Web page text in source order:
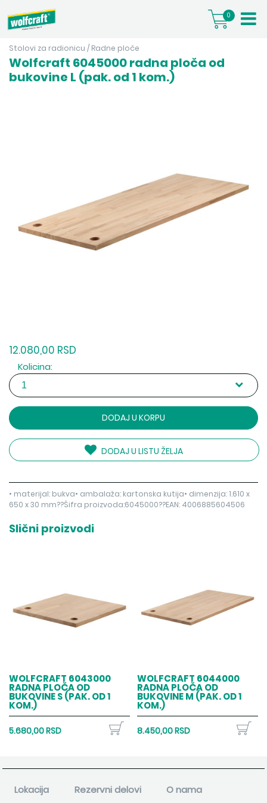
0
Stolovi za radionicu / Radne ploče
Wolfcraft 6045000 radna ploča od
bukovine L (pak. od 1 kom.)
12.080,00 RSD
Kolicina:
DODAJ U KORPU
DODAJ U LISTU ŽELJA
• materijal: bukva• ambalaža: kartonska kutija• dimenzija: 1.610 x
650 x 30 mm??Šifra proizvoda:6045000??EAN: 4006885604506
Slični proizvodi
WOLFCRAFT 6043000
RADNA PLOČA OD
BUKOVINE S (PAK. OD 1
KOM.)
5.680,00 RSD
WOLFCRAFT 6044000
RADNA PLOČA OD
BUKOVINE M (PAK. OD 1
KOM.)
8.450,00 RSD
Lokacija Rezervni delovi O nama